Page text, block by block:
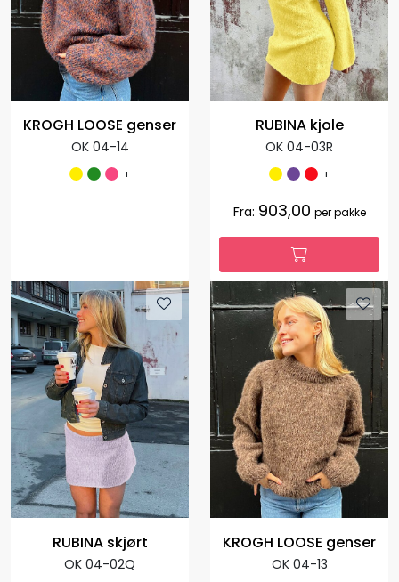
KROGH LOOSE genser
OK 04-14
+
RUBINA kjole
OK 04-03R
+
Fra: 903,00 per pakke
RUBINA skjørt
OK 04-02Q
KROGH LOOSE genser
OK 04-13